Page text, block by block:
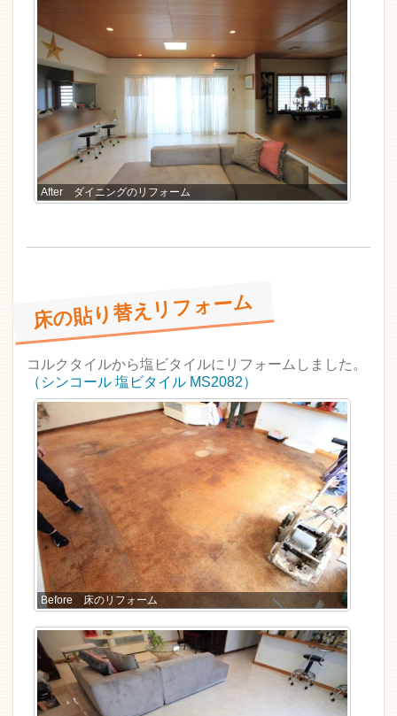
After ダイニングのリフォーム
床の貼り替えリフォーム
コルクタイルから塩ビタイルにリフォームしました。
（シンコール 塩ビタイル MS2082）
Before 床のリフォーム